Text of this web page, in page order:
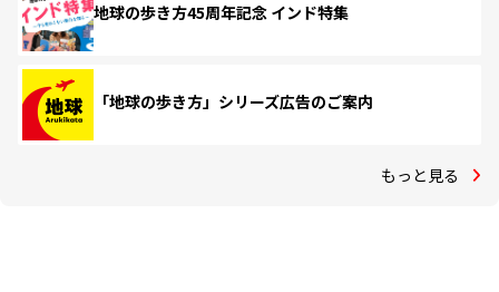
地球の歩き方45周年記念 インド特集
「地球の歩き方」シリーズ広告のご案内
もっと見る